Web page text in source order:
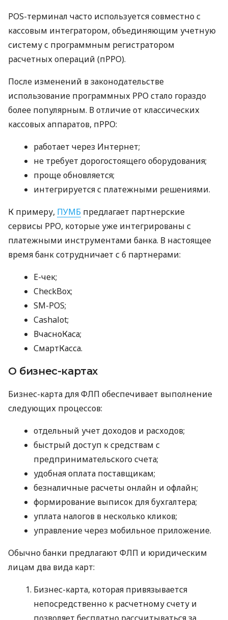
POS-терминал часто используется совместно с
кассовым интегратором, объединяющим учетную
систему с программным регистратором
расчетных операций (пРРО).
После изменений в законодательстве
использование программных РРО стало гораздо
более популярным. В отличие от классических
кассовых аппаратов, пРРО:
работает через Интернет;
не требует дорогостоящего оборудования;
проще обновляется;
интегрируется с платежными решениями.
К примеру, ПУМБ предлагает партнерские
сервисы РРО, которые уже интегрированы с
платежными инструментами банка. В настоящее
время банк сотрудничает с 6 партнерами:
E-чек;
CheckBox;
SM-POS;
Cashalot;
ВчасноКаса;
СмартКасса.
О бизнес-картах
Бизнес-карта для ФЛП обеспечивает выполнение
следующих процессов:
отдельный учет доходов и расходов;
быстрый доступ к средствам с
предпринимательского счета;
удобная оплата поставщикам;
безналичные расчеты онлайн и офлайн;
формирование выписок для бухгалтера;
уплата налогов в несколько кликов;
управление через мобильное приложение.
Обычно банки предлагают ФЛП и юридическим
лицам два вида карт:
Бизнес-карта, которая привязывается
непосредственно к расчетному счету и